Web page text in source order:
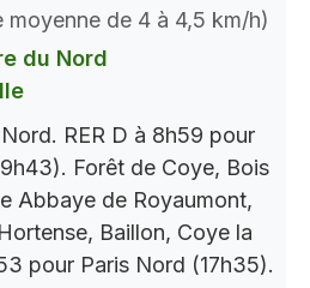
de 4 à 4,5 km/h)
du Nord
RER D à 8h59 pour
Forêt de Coye, Bois
Abbaye de Royaumont,
Baillon, Coye la
pour Paris Nord (17h35).